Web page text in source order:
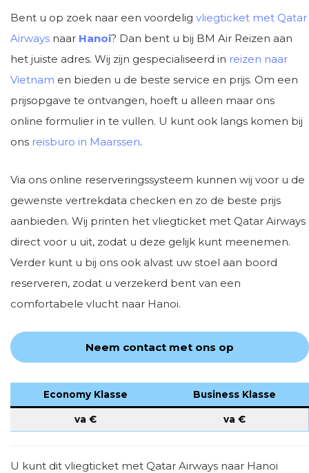
Bent u op zoek naar een voordelig vliegticket met Qatar
Airways naar Hanoi? Dan bent u bij BM Air Reizen aan
het juiste adres. Wij zijn gespecialiseerd in reizen naar
Vietnam en bieden u de beste service en prijs. Om een
prijsopgave te ontvangen, hoeft u alleen maar ons
online formulier in te vullen. U kunt ook langs komen bij
ons reisburo in Maarssen.
Via ons online reserveringssysteem kunnen wij voor u de
gewenste vertrekdata checken en zo de beste prijs
aanbieden. Wij printen het vliegticket met Qatar Airways
direct voor u uit, zodat u deze gelijk kunt meenemen.
Verder kunt u bij ons ook alvast uw stoel aan boord
reserveren, zodat u verzekerd bent van een
comfortabele vlucht naar Hanoi.
Neem contact met ons op
Economy Klasse Business Klasse
va € va €
U kunt dit vliegticket met Qatar Airways naar Hanoi